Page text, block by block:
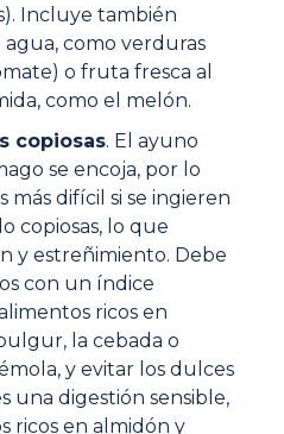
Incluye también
como verduras
o fruta fresca al
como el melón.
copiosas. El ayuno
se encoja, por lo
más difícil si se ingieren
copiosas, lo que
y estreñimiento. Debe
con un índice
ricos en
la cebada o
y evitar los dulces
una digestión sensible,
ricos en almidón y